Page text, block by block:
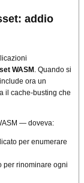
addio
WASM . Quando si
ora un
il cache-busting che
— doveva:
per enumerare
per rinominare ogni